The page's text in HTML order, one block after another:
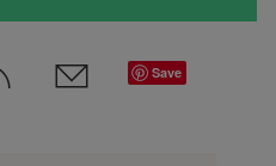
Save